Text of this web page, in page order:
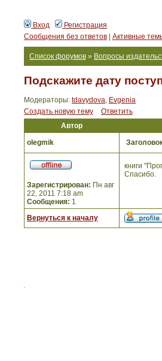
Вход
Регистрация
Сообщения без ответов
Активные
Список форумов » Вопросы
Подскажите дату
Модераторы: tdavydova, Evgenia
Создать новую тему
Ответить
Автор
olegmik
Зарегистрирован: Пн авг
22, 2011 7:18 am
Сообщения: 1
книги
Спасибо.
Вернуться к началу